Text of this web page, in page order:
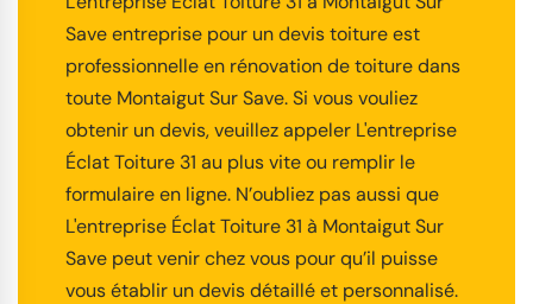
Save entreprise pour un devis toiture est
professionnelle en rénovation de toiture dans
toute Montaigut Sur Save. Si vous vouliez
obtenir un devis, veuillez appeler L'entreprise
Éclat Toiture 31 au plus vite ou remplir le
formulaire en ligne. N’oubliez pas aussi que
L'entreprise Éclat Toiture 31 à Montaigut Sur
Save peut venir chez vous pour qu’il puisse
vous établir un devis détaillé et personnalisé.